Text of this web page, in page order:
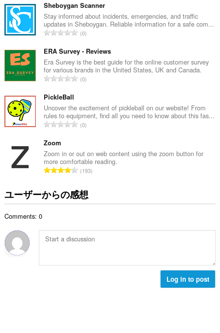
の
総
数
：
Sheboygan Scanner
Stay informed about incidents, emergencies, and traffic
updates in Sheboygan. Reliable information for a safe com...
評
の
総
数
：
0
ERA Survey - Reviews
Era Survey is the best guide for the online customer survey
for various brands in the United States, UK and Canada.
評
総
数
：
0
PickleBall
Uncover the excitement of pickleball on our website! From
rules to equipment, find all you need to know about this fas...
評
総
数
：
0
Zoom
Zoom in or out on web content using the zoom button for
more comfortable reading.
評
の
総
193
ユーザーからの感想
Comments: 0
Log in to post